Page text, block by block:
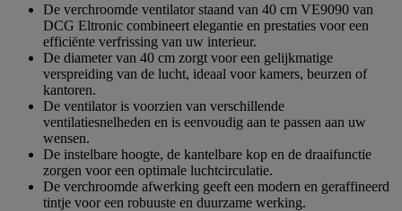
sterren.
De verchroomde ventilator staand van 40 cm VE9090 van
DCG Eltronic combineert elegantie en prestaties voor een
efficiënte verfrissing van uw interieur.
De diameter van 40 cm zorgt voor een gelijkmatige
verspreiding van de lucht, ideaal voor kamers, beurzen of
kantoren.
De ventilator is voorzien van verschillende
ventilatiesnelheden en is eenvoudig aan te passen aan uw
wensen.
De instelbare hoogte, de kantelbare kop en de draaifunctie
zorgen voor een optimale luchtcirculatie.
De verchroomde afwerking geeft een modern en geraffineerd
tintje voor een robuuste en duurzame werking.